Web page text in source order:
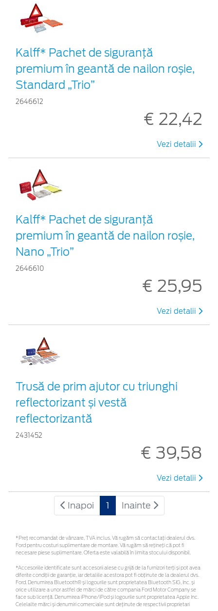
Kalff* Pachet de siguranţă
premium în geantă de nailon roșie,
Standard „Trio”
2646612
€ 22,42
Vezi detalii
Kalff* Pachet de siguranţă
premium în geantă de nailon roșie,
Nano „Trio”
2646610
€ 25,95
Vezi detalii
Trusă de prim ajutor cu triunghi
reflectorizant și vestă
reflectorizantă
2431452
€ 39,58
Vezi detalii
Inapoi 1 Inainte
*Preţ recomandat de vânzare, TVA inclus. Vă rugăm să contactaţi dealerul dvs.
Ford pentru costuri suplimentare de montare. Vă rugăm să rețineți că pot fi
necesare piese suplimentare. Oferta este valabilă în limita stocului disponibil.
*Accesoriile identificate sunt accesorii alese cu grijă de la furnizori terți și pot avea
diferite condiții de garanție, iar detaliile acestora pot fi obținute de la dealerul dvs.
Ford. Denumirea Bluetooth® și logourile sunt proprietatea Bluetooth SIG, Inc. și
orice utilizare a unor astfel de mărci de către compania Ford Motor Company se
face sub licență. Denumirea iPhone/iPod și logourile sunt proprietatea Apple Inc.
Celelalte mărci și denumiri comerciale sunt deținute de respectivii proprietari